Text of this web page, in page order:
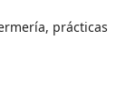
prácticas